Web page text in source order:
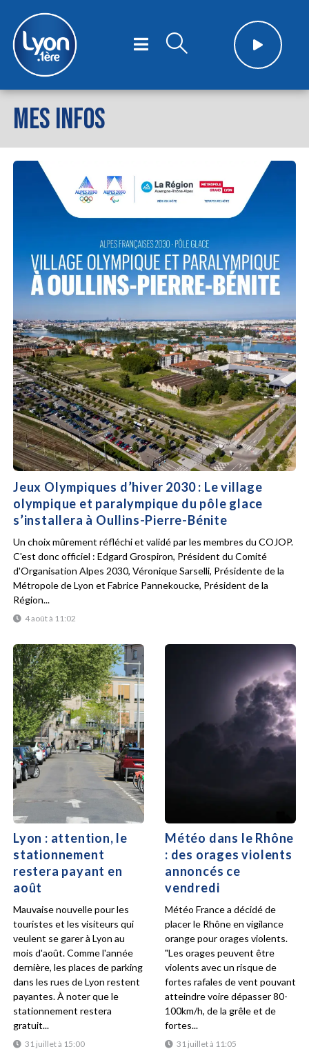
MES INFOS
Jeux Olympiques d’hiver 2030 : Le village
olympique et paralympique du pôle glace
s’installera à Oullins-Pierre-Bénite
4 août à 11:02
Un choix mûrement réfléchi et validé par les membres du COJOP.
C'est donc officiel : Edgard Grospiron, Président du Comité
d'Organisation Alpes 2030, Véronique Sarselli, Présidente de la
Métropole de Lyon et Fabrice Pannekoucke, Président de la
Région...
Lyon : attention, le
stationnement
restera payant en
août
31 juillet à 15:00
Mauvaise nouvelle pour les
touristes et les visiteurs qui
veulent se garer à Lyon au
mois d'août. Comme l'année
dernière, les places de parking
dans les rues de Lyon restent
payantes. À noter que le
stationnement restera
gratuit...
Météo dans le Rhône
: des orages violents
annoncés ce
vendredi
31 juillet à 11:05
Météo France a décidé de
placer le Rhône en vigilance
orange pour orages violents.
"Les orages peuvent être
violents avec un risque de
fortes rafales de vent pouvant
atteindre voire dépasser 80-
100km/h, de la grêle et de
fortes...